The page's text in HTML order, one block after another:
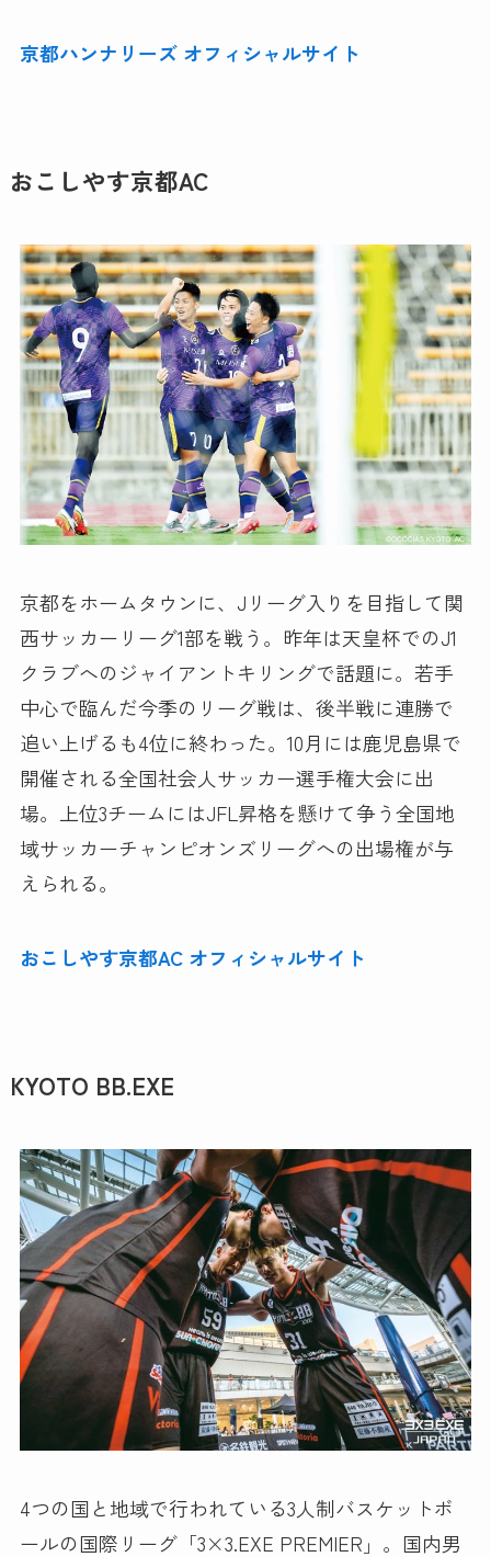
京都ハンナリーズ オフィシャルサイト
おこしやす京都AC
京都をホームタウンに、Jリーグ入りを目指して関
西サッカーリーグ1部を戦う。昨年は天皇杯でのJ1
クラブへのジャイアントキリングで話題に。若手
中心で臨んだ今季のリーグ戦は、後半戦に連勝で
追い上げるも4位に終わった。10月には鹿児島県で
開催される全国社会人サッカー選手権大会に出
場。上位3チームにはJFL昇格を懸けて争う全国地
域サッカーチャンピオンズリーグへの出場権が与
えられる。
おこしやす京都AC オフィシャルサイト
KYOTO BB.EXE
4つの国と地域で行われている3人制バスケットボ
ールの国際リーグ「3×3.EXE PREMIER」。国内男